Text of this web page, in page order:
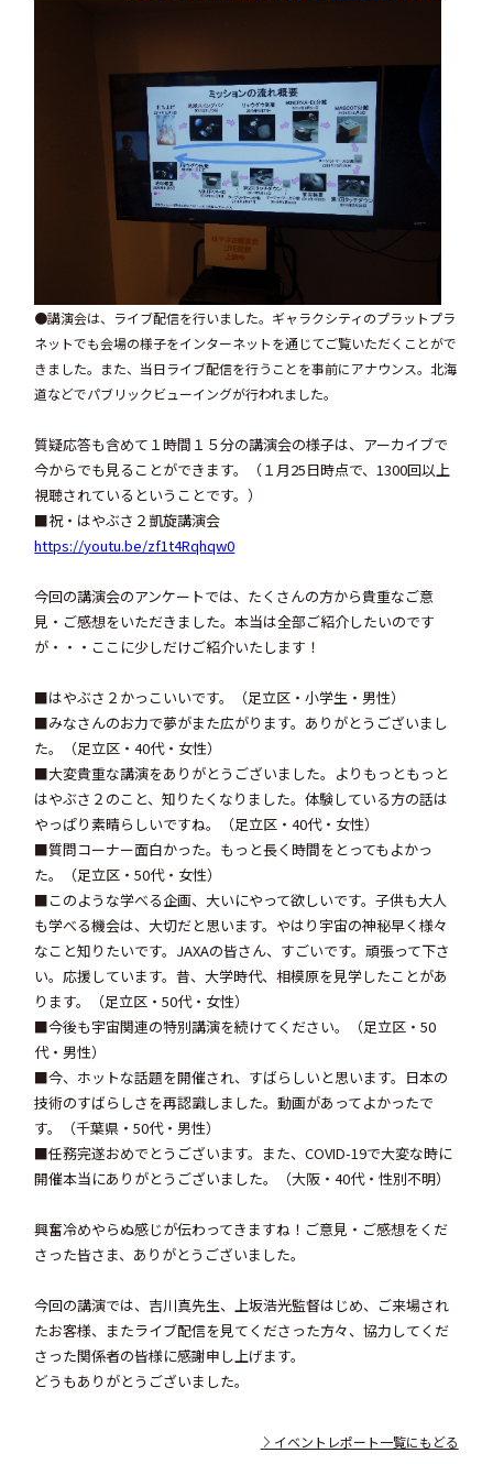
●講演会は、ライブ配信を行いました。ギャラクシティのプラットプラ
ネットでも会場の様子をインターネットを通じてご覧いただくことがで
きました。また、当日ライブ配信を行うことを事前にアナウンス。北海
道などでパブリックビューイングが行われました。
質疑応答も含めて１時間１５分の講演会の様子は、アーカイブで
今からでも見ることができます。（１月25日時点で、1300回以上
視聴されているということです。）
■祝・はやぶさ２凱旋講演会
https://youtu.be/zf1t4Rqhqw0
今回の講演会のアンケートでは、たくさんの方から貴重なご意
見・ご感想をいただきました。本当は全部ご紹介したいのです
が・・・ここに少しだけご紹介いたします！
■はやぶさ２かっこいいです。（足立区・小学生・男性）
■みなさんのお力で夢がまた広がります。ありがとうございまし
た。（足立区・40代・女性）
■大変貴重な講演をありがとうございました。よりもっともっと
はやぶさ２のこと、知りたくなりました。体験している方の話は
やっぱり素晴らしいですね。（足立区・40代・女性）
■質問コーナー面白かった。もっと長く時間をとってもよかっ
た。（足立区・50代・女性）
■このような学べる企画、大いにやって欲しいです。子供も大人
も学べる機会は、大切だと思います。やはり宇宙の神秘早く様々
なこと知りたいです。JAXAの皆さん、すごいです。頑張って下さ
い。応援しています。昔、大学時代、相模原を見学したことがあ
ります。（足立区・50代・女性）
■今後も宇宙関連の特別講演を続けてください。（足立区・50
代・男性）
■今、ホットな話題を開催され、すばらしいと思います。日本の
技術のすばらしさを再認識しました。動画があってよかったで
す。（千葉県・50代・男性）
■任務完遂おめでとうございます。また、COVID-19で大変な時に
開催本当にありがとうございました。（大阪・40代・性別不明）
興奮冷めやらぬ感じが伝わってきますね！ご意見・ご感想をくだ
さった皆さま、ありがとうございました。
今回の講演では、吉川真先生、上坂浩光監督はじめ、ご来場され
たお客様、またライブ配信を見てくださった方々、協力してくだ
さった関係者の皆様に感謝申し上げます。
どうもありがとうございました。
イベントレポート一覧にもどる